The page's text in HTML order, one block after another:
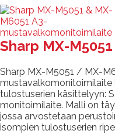
Sharp MX-
Sharp MX-M5051 / MX-
mustavalkomonitoimilaite
tulostuserien käsittelyyn:
monitoimilaite. Malli on
jossa arvostetaan
isompien tulostuserien